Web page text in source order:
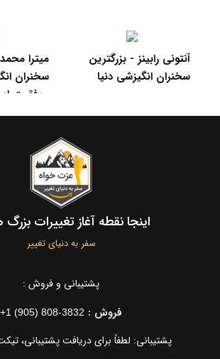
آنتونی
سخنران
جملات انگیزشی برای الهام
بخشیدن به شما برای
اینجا نقطه آغاز تغییرات
سفر به دنیای تغییر
پشتیبانی و فروش :
فروش : +1 (905) 808-3832
پشتیبانی: لطفاً برای دریافت پشتیبانی،